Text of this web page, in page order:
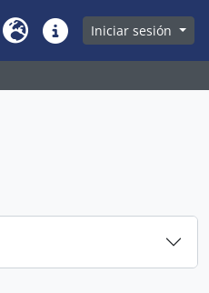
page
Idioma Enlaces rápidos
Iniciar sesión